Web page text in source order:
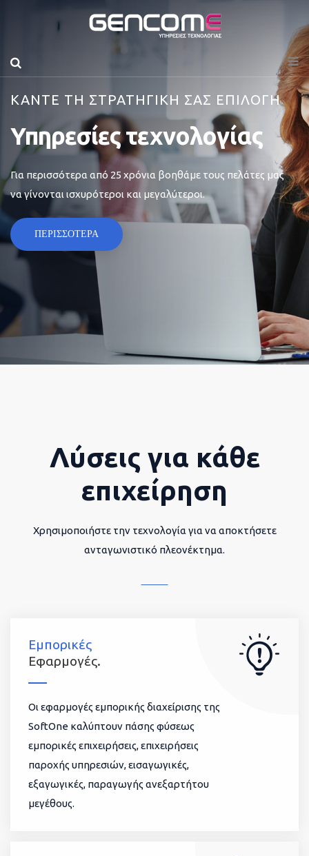
ΚΑΝΤΕ ΤΗ ΣΤΡΑΤΗΓΙΚΗ ΣΑΣ ΕΠΙΛΟΓΗ
Υπηρεσίες τεχνολογίας
Για περισσότερα από 25 χρόνια βοηθάμε τους πελάτες μας
να γίνονται ισχυρότεροι και μεγαλύτεροι.
ΠΕΡΙΣΣΟΤΕΡΑ
Λύσεις για κάθε
επιχείρηση
Χρησιμοποιήστε την τεχνολογία για να αποκτήσετε
ανταγωνιστικό πλεονέκτημα.
Εμπορικές
Εφαρμογές.
Οι εφαρμογές εμπορικής διαχείρισης της
SoftOne καλύπτουν πάσης φύσεως
εμπορικές επιχειρήσεις, επιχειρήσεις
παροχής υπηρεσιών, εισαγωγικές,
εξαγωγικές, παραγωγής ανεξαρτήτου
μεγέθους.